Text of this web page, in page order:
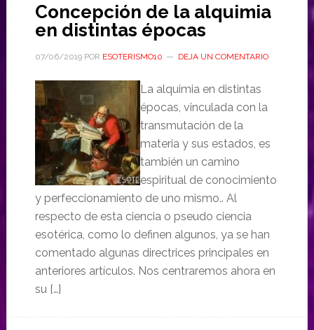
Concepción de la alquimia
en distintas épocas
07/06/2019POR ESOTERISMO10 DEJA UN COMENTARIO
La alquimia en distintas
épocas, vinculada con la
transmutación de la
materia y sus estados, es
también un camino
espiritual de conocimiento
y perfeccionamiento de uno mismo.. Al
respecto de esta ciencia o pseudo ciencia
esotérica, como lo definen algunos, ya se han
comentado algunas directrices principales en
anteriores artículos. Nos centraremos ahora en
su […]